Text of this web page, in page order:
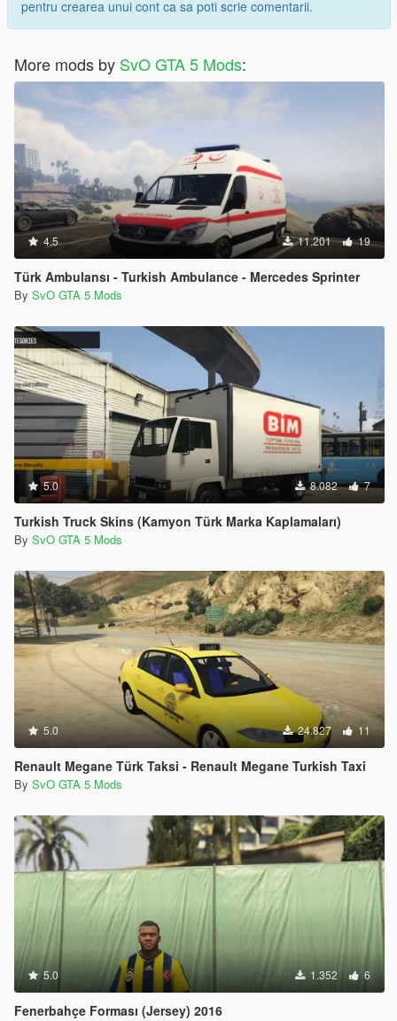
pentru crearea unui cont ca sa poti scrie comentarii.
More mods by SvO GTA 5 Mods:
4.5 11.201 19
Türk Ambulansı - Turkish Ambulance - Mercedes Sprinter
By SvO GTA 5 Mods
5.0 8.082 7
Turkish Truck Skins (Kamyon Türk Marka Kaplamaları)
By SvO GTA 5 Mods
5.0 24.827 11
Renault Megane Türk Taksi - Renault Megane Turkish Taxi
By SvO GTA 5 Mods
5.0 1.352 6
Fenerbahçe Forması (Jersey) 2016